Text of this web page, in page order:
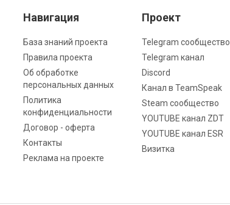
Навигация
База знаний проекта
Правила проекта
Об обработке
персональных данных
Политика
конфиденциальности
Договор - оферта
Контакты
Реклама на проекте
Проект
Telegram сообщество
Telegram канал
Discord
Канал в TeamSpeak
Steam сообщество
YOUTUBE канал ZDT
YOUTUBE канал ESR
Визитка